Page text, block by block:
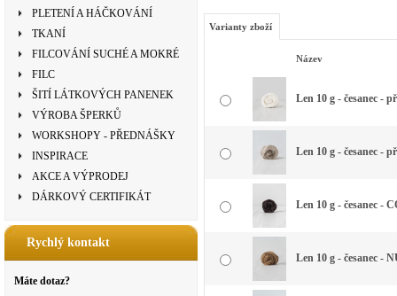
PLETENÍ A HÁČKOVÁNÍ
TKANÍ
FILCOVÁNÍ SUCHÉ A MOKRÉ
FILC
ŠITÍ LÁTKOVÝCH PANENEK
VÝROBA ŠPERKŮ
WORKSHOPY - PŘEDNÁŠKY
INSPIRACE
AKCE A VÝPRODEJ
DÁRKOVÝ CERTIFIKÁT
Rychlý kontakt
Máte dotaz?
Varianty zboží
Název
Len 10 g - česanec -
Len 10 g - česanec -
Len 10 g - česanec -
Len 10 g - česanec -